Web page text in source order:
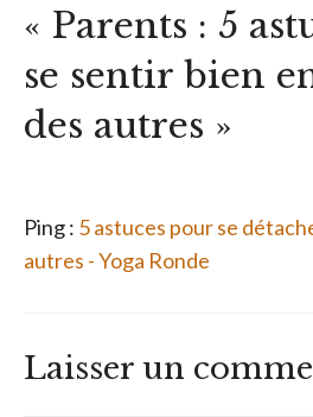
« Parents : 5
se sentir bien
des autres »
Ping : 5 astuces pour se
autres - Yoga Ronde
Laisser un